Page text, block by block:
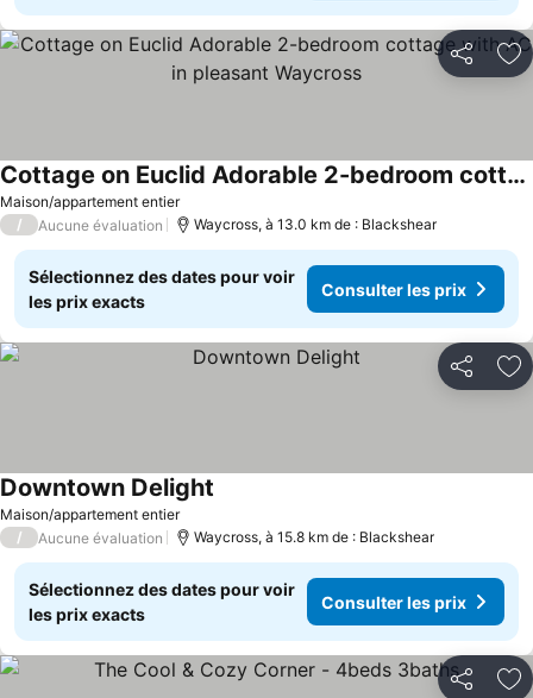
Partager
Maison/appartement entier
Cottage on Euclid Adorable 2-bedroom cottage with AC in pleasant Waycross
/ Aucune évaluation Waycross, à 13.0 km de : Blackshear
Sélectionnez des dates pour voir
les prix exacts
Consulter les prix
Partager
Maison/appartement entier
Downtown Delight
/ Aucune évaluation Waycross, à 15.8 km de : Blackshear
Sélectionnez des dates pour voir
les prix exacts
Consulter les prix
Partager